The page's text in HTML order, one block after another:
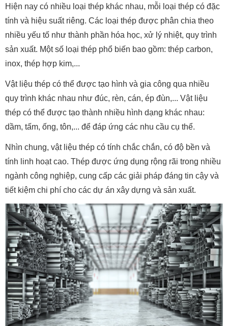
Hiện nay có nhiều loại thép khác nhau, mỗi loại thép có đặc
tính và hiệu suất riêng. Các loại thép được phân chia theo
nhiều yếu tố như thành phần hóa học, xử lý nhiệt, quy trình
sản xuất. Một số loại thép phổ biến bao gồm: thép carbon,
inox, thép hợp kim,...
Vật liệu thép có thể được tạo hình và gia công qua nhiều
quy trình khác nhau như đúc, rèn, cán, ép đùn,... Vật liệu
thép có thể được tạo thành nhiều hình dạng khác nhau:
dầm, tấm, ống, tôn,... để đáp ứng các nhu cầu cụ thể.
Nhìn chung, vật liệu thép có tính chắc chắn, có độ bền và
tính linh hoạt cao. Thép được ứng dụng rộng rãi trong nhiều
ngành công nghiệp, cung cấp các giải pháp đáng tin cậy và
tiết kiệm chi phí cho các dự án xây dựng và sản xuất.